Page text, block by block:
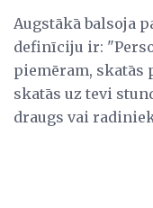
Augstākā balsoja
definīciju ir:
piemēram, skatās
skatās uz tevi
draugs vai